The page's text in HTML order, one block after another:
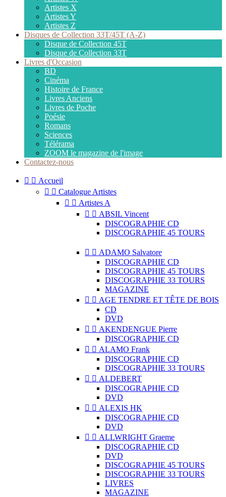
Artistes X
Artistes Y
Artistes Z
Disques de Collection 33T/45T (A-Z)
Disque de Collection 45T
Disque de Collection 33T
Livres d'Occasion
BD
Cinéma
Histoire de France
Livres Anciens
Livres de Poche
Poésie
Romans
Sciences
Télérama
ZOOM le magazine de l'image
Contactez-nous
  Accueil
  Catalogue Artistes
  Artistes A
  ABSIL Vincent
DISCOGRAPHIE CD
DISCOGRAPHIE 45 TOURS
  ADAMO Salvatore
DISCOGRAPHIE CD
DISCOGRAPHIE 45 TOURS
DISCOGRAPHIE 33 TOURS
MAGAZINE
  AGE TENDRE ET TÊTE DE BOIS
CD
DVD
  AKENDENGUE Pierre
DISCOGRAPHIE CD
  ALAMO Frank
DISCOGRAPHIE CD
DISCOGRAPHIE 33 TOURS
  ALDEBERT
DISCOGRAPHIE CD
DVD
  ALEXIS HK
DISCOGRAPHIE CD
DVD
  ALLWRIGHT Graeme
DISCOGRAPHIE CD
DVD
DISCOGRAPHIE 45 TOURS
DISCOGRAPHIE 33 TOURS
LIVRES
MAGAZINE